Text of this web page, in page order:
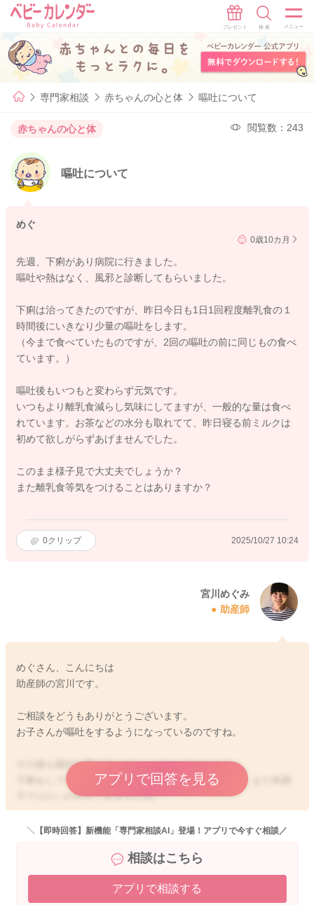
専門家相談 赤ちゃんの心と体 嘔吐について
赤ちゃんの心と体 閲覧数：243
嘔吐について
めぐ
0歳10カ月
先週、下痢があり病院に行きました。
嘔吐や熱はなく、風邪と診断してもらいました。
下痢は治ってきたのですが、昨日今日も1日1回程度離乳食の１
時間後にいきなり少量の嘔吐をします。
（今まで食べていたものですが、2回の嘔吐の前に同じもの食べ
ています。）
嘔吐後もいつもと変わらず元気です。
いつもより離乳食減らし気味にしてますが、一般的な量は食べ
れています。お茶などの水分も取れてて、昨日寝る前ミルクは
初めて欲しがらずあげませんでした。
このまま様子見で大丈夫でしょうか？
また離乳食等気をつけることはありますか？
0クリップ 2025/10/27 10:24
宮川めぐみ
助産師
めぐさん、こんにちは
助産師の宮川です。
ご相談をどうもありがとうございます。
お子さんが嘔吐をするようになっているのですね。
その後も嘔吐が増えていることはありませんか？
下痢をしていたのは、落ち着いてきていた様ですが、まだ本調
子ではないのかもしれませんね。
食欲はある様ですが、消化の良いものを選んであげるといいと
水分も取れている様なので、もう少し様子を見ていただいてい
アプリで回答を見る
＼【即時回答】新機能「専門家相談AI」登場！アプリで今すぐ相談／
相談はこちら
アプリで相談する